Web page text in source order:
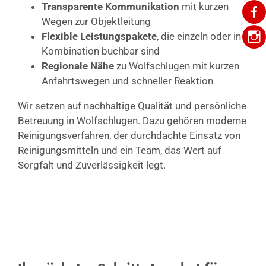
Transparente Kommunikation mit kurzen
Wegen zur Objektleitung
Flexible Leistungspakete, die einzeln oder in
Kombination buchbar sind
Regionale Nähezu Wolfschlugen mit kurzen
Anfahrtswegen und schneller Reaktion
Wir setzen auf nachhaltige Qualität und persönliche
Betreuung in Wolfschlugen. Dazu gehören moderne
Reinigungsverfahren, der durchdachte Einsatz von
Reinigungsmitteln und ein Team, das Wert auf
Sorgfalt und Zuverlässigkeit legt.